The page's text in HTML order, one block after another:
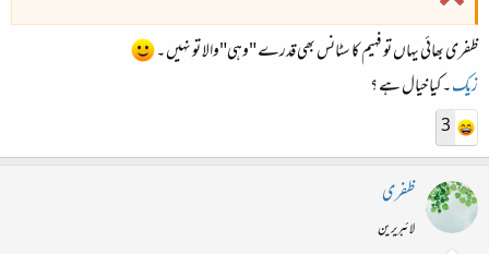
ظفری بھائی یہاں تو فہیم کا سٹانس بھی قدرے "وہی"والا تو نہیں ۔
زیک۔ کیا خیال ہے ؟
3
ظفری
لائبریرین